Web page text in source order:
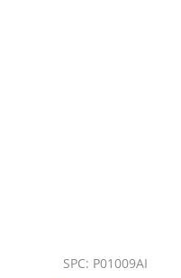
SPC: P01009AI